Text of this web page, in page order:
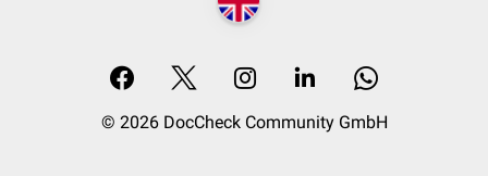
© 2026 DocCheck Community GmbH